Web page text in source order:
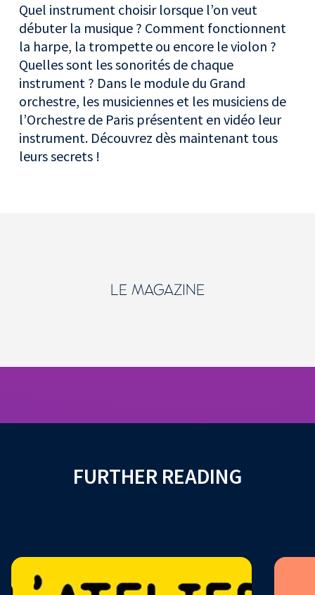
Quel instrument choisir lorsque l’on veut
débuter la musique ? Comment fonctionnent
la harpe, la trompette ou encore le violon ?
Quelles sont les sonorités de chaque
instrument ? Dans le module du Grand
orchestre, les musiciennes et les musiciens de
l’Orchestre de Paris présentent en vidéo leur
instrument. Découvrez dès maintenant tous
leurs secrets !
LE MAGAZINE
FURTHER READING